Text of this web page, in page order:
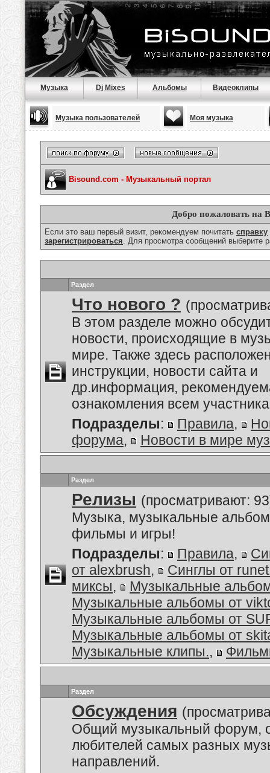
Музыка Dj Mixes Альбомы Видеоклипы
Музыка пользователей Моя музыка
Bisound.com - Музыкальный портал
Добро пожаловать на
Если это ваш первый визит, рекомендуем почитать справку
зарегистрироваться. Для просмотра сообщений выберите
Раздел
Что нового ?
В этом разделе можно
новости, происходящие в
мире. Также здесь
инструкции, новости сайта и
др.информация,
ознакомления всем
Подразделы: Правила,
форума, Новости в мире
Раздел
Релизы (просматривают:
Музыка, музыкальные
фильмы и игры!
Подразделы: Правила,
от alexbrush,
Синглы от
миксы,
Музыкальные
Музыкальные альбомы от
Музыкальные альбомы от
Музыкальные альбомы от
Музыкальные клипы.,
Раздел
Обсуждения
Общий музыкальный форум,
любителей самых разных
направлений.